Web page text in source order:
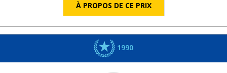
À PROPOS DE CE PRIX
1990